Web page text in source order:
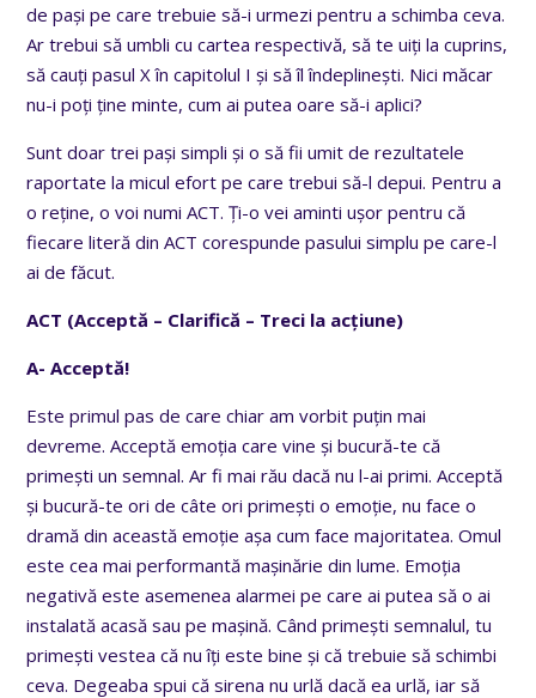
de pași pe care trebuie să-i urmezi pentru a schimba ceva.
Ar trebui să umbli cu cartea respectivă, să te uiți la cuprins,
să cauți pasul X în capitolul I și să îl îndeplinești. Nici măcar
nu-i poți ține minte, cum ai putea oare să-i aplici?
Sunt doar trei pași simpli și o să fii umit de rezultatele
raportate la micul efort pe care trebui să-l depui. Pentru a
o reține, o voi numi ACT. Ți-o vei aminti ușor pentru că
fiecare literă din ACT corespunde pasului simplu pe care-l
ai de făcut.
ACT (Acceptă – Clarifică – Treci la acțiune)
A- Acceptă!
Este primul pas de care chiar am vorbit puțin mai
devreme. Acceptă emoția care vine și bucură-te că
primești un semnal. Ar fi mai rău dacă nu l-ai primi. Acceptă
și bucură-te ori de câte ori primești o emoție, nu face o
dramă din această emoție așa cum face majoritatea. Omul
este cea mai performantă mașinărie din lume. Emoția
negativă este asemenea alarmei pe care ai putea să o ai
instalată acasă sau pe mașină. Când primești semnalul, tu
primești vestea că nu îți este bine și că trebuie să schimbi
ceva. Degeaba spui că sirena nu urlă dacă ea urlă, iar să